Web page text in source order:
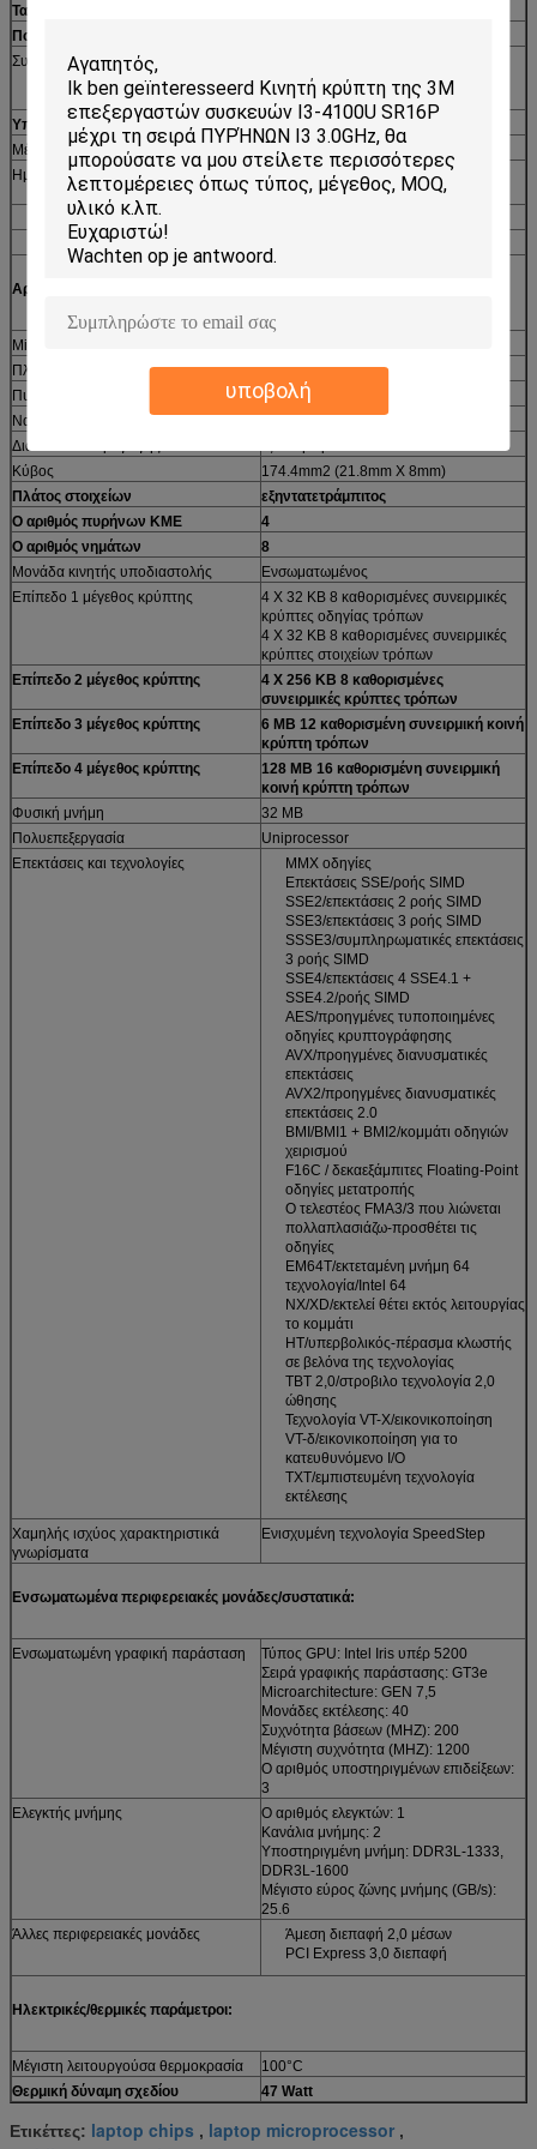
υποβολή
Ταχύτητα λεωφορείων
Πολλαπλασιαστής ρολογιών
Συσκευασία
μικροϋπολογιστής-FCBGA
(FCBGA1364)
Υποδοχή
BGA1364
Μέγεθος
1.48» Χ 1,26»/3.75cm X 3.2cm
Ημερομηνία εισαγωγής
2 Ιουνίου 2013 (έναρξη)
4 Ιουνίου 2013 (ανακοίνωση)
Αρχιτεκτονική/Microarchitecture:
Microarchitecture
Πλατφόρμα
Κόλπος καρχαριών
Πυρήνας επεξεργαστών
Κρύσταλλο καλά
Να περπατήσει πυρήνων
C0 (SR18J)
Διαδικασία παραγωγής
Κύβος
174.4mm2 (21.8mm X 8mm)
Πλάτος στοιχείων
εξηντατετράμπιτος
Ο αριθμός πυρήνων ΚΜΕ
4
Ο αριθμός νημάτων
8
Μονάδα κινητής υποδιαστολής
Ενσωματωμένος
Επίπεδο 1 μέγεθος κρύπτης
4 X 32 KB 8 καθορισμένες συνειρμικές
κρύπτες οδηγίας τρόπων
4 X 32 KB 8 καθορισμένες συνειρμικές
κρύπτες στοιχείων τρόπων
Επίπεδο 2 μέγεθος κρύπτης
4 X 256 KB 8 καθορισμένες
συνειρμικές κρύπτες τρόπων
Επίπεδο 3 μέγεθος κρύπτης
6 ΜΒ 12 καθορισμένη συνειρμική κοινή
κρύπτη τρόπων
Επίπεδο 4 μέγεθος κρύπτης
128 ΜΒ 16 καθορισμένη συνειρμική
κοινή κρύπτη τρόπων
Φυσική μνήμη
32 ΜΒ
Πολυεπεξεργασία
Uniprocessor
Επεκτάσεις και τεχνολογίες
MMX οδηγίες
Επεκτάσεις SSE/ροής SIMD
SSE2/επεκτάσεις 2 ροής SIMD
SSE3/επεκτάσεις 3 ροής SIMD
SSSE3/συμπληρωματικές επεκτάσεις
3 ροής SIMD
SSE4/επεκτάσεις 4 SSE4.1 +
SSE4.2/ροής SIMD
AES/προηγμένες τυποποιημένες
οδηγίες κρυπτογράφησης
AVX/προηγμένες διανυσματικές
επεκτάσεις
AVX2/προηγμένες διανυσματικές
επεκτάσεις 2.0
BMI/BMI1 + BMI2/κομμάτι οδηγιών
χειρισμού
F16C / δεκαεξάμπιτες Floating-Point
οδηγίες μετατροπής
Ο τελεστέος FMA3/3 που λιώνεται
πολλαπλασιάζω-προσθέτει τις
οδηγίες
EM64T/εκτεταμένη μνήμη 64
τεχνολογία/Intel 64
NX/XD/εκτελεί θέτει εκτός λειτουργίας
το κομμάτι
HT/υπερβολικός-πέρασμα κλωστής
σε βελόνα της τεχνολογίας
TBT 2,0/στροβιλο τεχνολογία 2,0
ώθησης
Τεχνολογία VT-Χ/εικονικοποίηση
VT-δ/εικονικοποίηση για το
κατευθυνόμενο I/O
TXT/εμπιστευμένη τεχνολογία
εκτέλεσης
Χαμηλής ισχύος χαρακτηριστικά
γνωρίσματα
Ενισχυμένη τεχνολογία SpeedStep
Ενσωματωμένα περιφερειακές μονάδες/συστατικά:
Ενσωματωμένη γραφική παράσταση
Τύπος GPU: Intel Iris υπέρ 5200
Σειρά γραφικής παράστασης: GT3e
Microarchitecture: GEN 7,5
Μονάδες εκτέλεσης: 40
Συχνότητα βάσεων (MHZ): 200
Μέγιστη συχνότητα (MHZ): 1200
Ο αριθμός υποστηριγμένων επιδείξεων:
3
Ελεγκτής μνήμης
Ο αριθμός ελεγκτών: 1
Κανάλια μνήμης: 2
Υποστηριγμένη μνήμη: DDR3L-1333,
DDR3L-1600
Μέγιστο εύρος ζώνης μνήμης (GB/s):
25.6
Άλλες περιφερειακές μονάδες
Άμεση διεπαφή 2,0 μέσων
PCI Express 3,0 διεπαφή
Ηλεκτρικές/θερμικές παράμετροι:
Μέγιστη λειτουργούσα θερμοκρασία
100°C
Θερμική δύναμη σχεδίου
47 Watt
Ετικέττες: laptop chips , laptop microprocessor ,